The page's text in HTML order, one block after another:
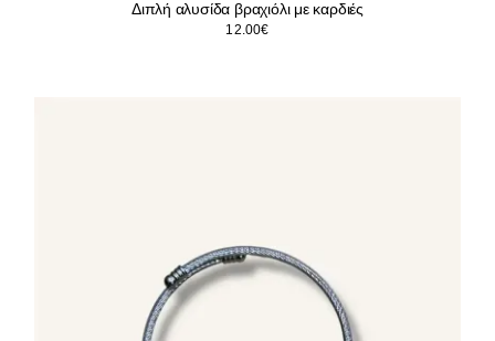
Διπλή αλυσίδα βραχιόλι με καρδιές
12.00€